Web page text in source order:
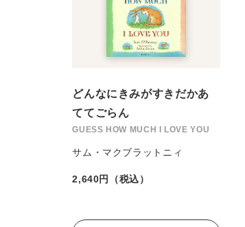
どんなにきみがすきだかあ
ててごらん
GUESS HOW MUCH I LOVE YOU
サム・マクブラットニィ
2,640円（税込）